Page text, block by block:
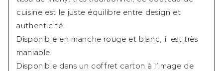
cuisine est le juste équilibre entre design et
authenticité.
Disponible en manche rouge et blanc, il est très
maniable.
Disponible dans un coffret carton à l’image de